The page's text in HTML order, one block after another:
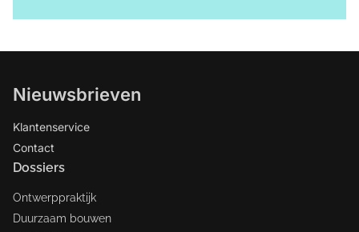
Nieuwsbrieven
Klantenservice
Contact
Dossiers
Ontwerppraktijk
Duurzaam bouwen